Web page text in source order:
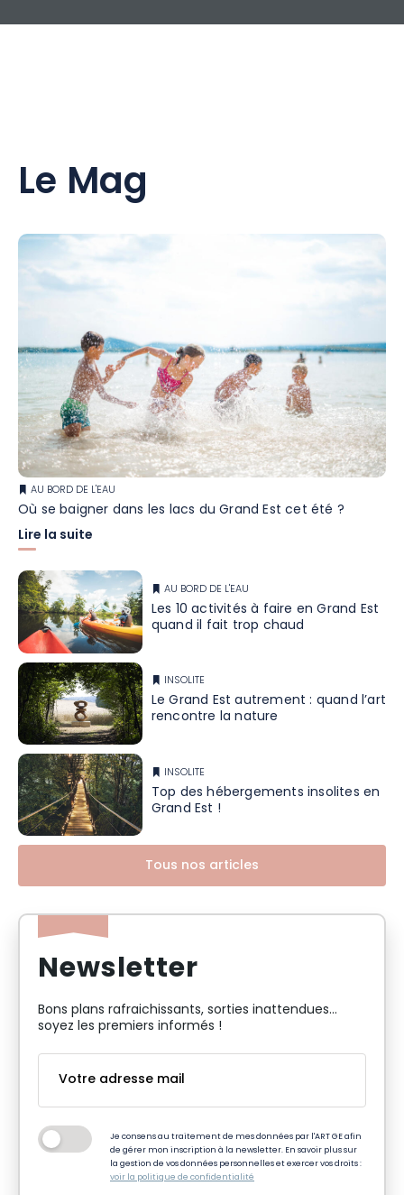
Le Mag
AU BORD DE L'EAU
Où se baigner dans les lacs du Grand Est cet été ?
Lire la suite
AU BORD DE L'EAU
Les 10 activités à faire en Grand Est
quand il fait trop chaud
INSOLITE
Le Grand Est autrement : quand l’art
rencontre la nature
INSOLITE
Top des hébergements insolites en
Grand Est !
Tous nos articles
Newsletter
Bons plans rafraichissants, sorties inattendues…
soyez les premiers informés !
Je consens au traitement de mes données par l'ART GE afin
de gérer mon inscription à la newsletter. En savoir plus sur
la gestion de vos données personnelles et exercer vos droits :
voir la politique de confidentialité